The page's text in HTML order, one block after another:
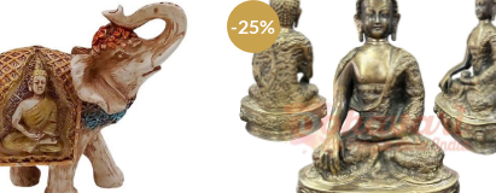
Agregar
a
favoritos
-25%
a